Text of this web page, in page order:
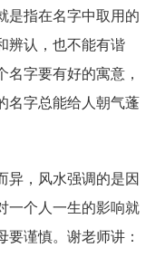
指在名字中取用的
辨认，也不能有谐
字要有好的寓意，
名字总能给人朝气蓬
，风水强调的是因
一个人一生的影响就
谨慎。谢老师讲：